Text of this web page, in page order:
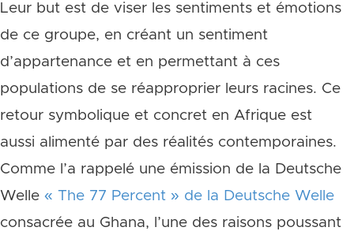
Leur but est de viser les sentiments et émotions
de ce groupe, en créant un sentiment
d’appartenance et en permettant à ces
populations de se réapproprier leurs racines. Ce
retour symbolique et concret en Afrique est
aussi alimenté par des réalités contemporaines.
Comme l’a rappelé une émission de la Deutsche
Welle « The 77 Percent » de la Deutsche Welle
consacrée au Ghana, l’une des raisons poussant